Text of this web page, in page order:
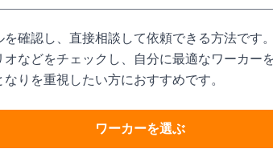
を確認し、直接相談して依頼できる方法です
などをチェックし、自分に最適なワーカー
りを重視したい方におすすめです。
ワーカーを選ぶ